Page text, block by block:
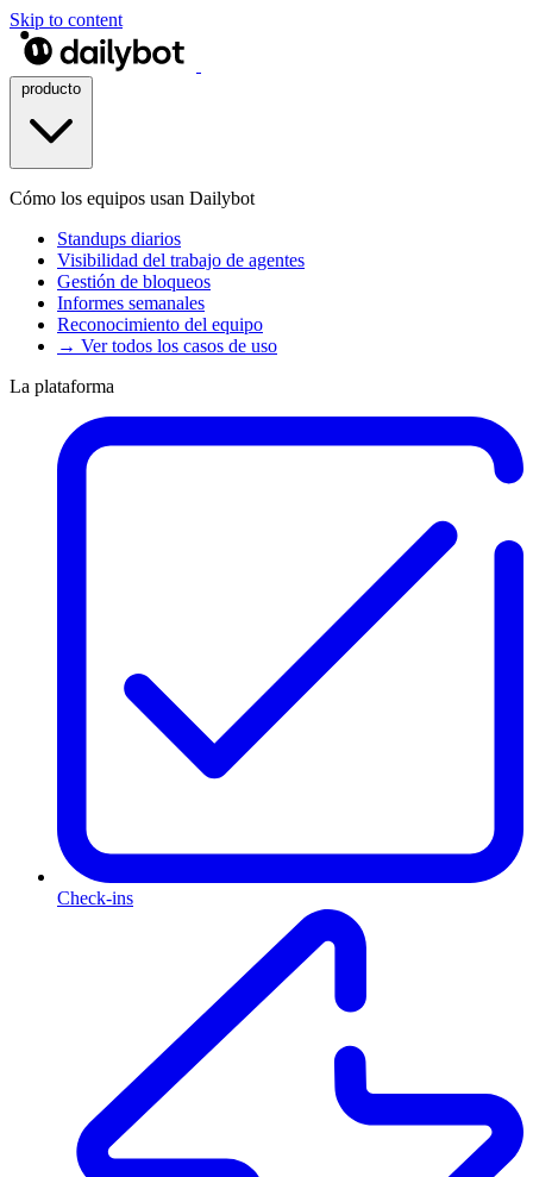
Skip to content
Cómo los equipos usan Dailybot
Standups diarios
Visibilidad del trabajo de agentes
Gestión de bloqueos
Informes semanales
Reconocimiento del equipo
→ Ver todos los casos de uso
La plataforma
Check-ins